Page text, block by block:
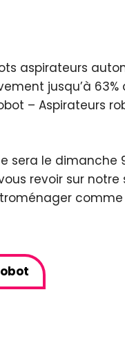
aspirateurs
jusqu’à
– Aspirateurs
sera le
revoir sur notre